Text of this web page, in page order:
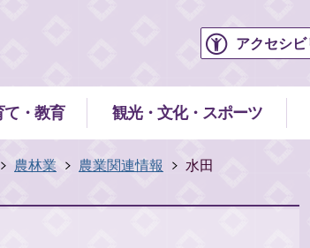
アクセシビ
て・教育 観光・文化・スポーツ
農林業 農業関連情報 水田